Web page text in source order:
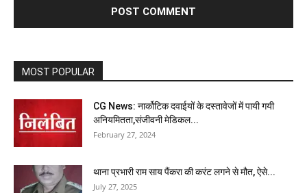
MOST POPULAR
CG News: नार्कोटिक दवाईयों के दस्तावेजों में पायी गयी
अनियमितता,संजीवनी मेडिकल...
February 27, 2024
थाना प्रभारी राम साय पैंकरा की करंट लगने से मौत, ऐसे...
July 27, 2025